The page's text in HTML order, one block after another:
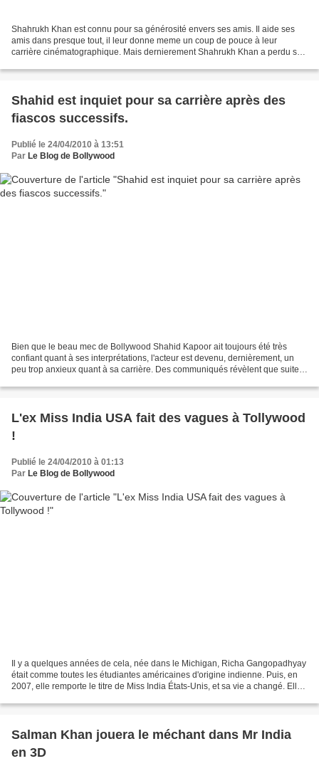
Shahrukh Khan est connu pour sa générosité envers ses amis. Il aide ses
amis dans presque tout, il leur donne meme un coup de pouce à leur
carrière cinématographique. Mais dernierement Shahrukh Khan a perdu son
Shahid est inquiet pour sa carrière après des
fiascos successifs.
Publié le 24/04/2010 à 13:51
Par Le Blog de Bollywood
Bien que le beau mec de Bollywood Shahid Kapoor ait toujours été très
confiant quant à ses interprétations, l'acteur est devenu, dernièrement, un
peu trop anxieux quant à sa carrière. Des communiqués révèlent que suite à
L'ex Miss India USA fait des vagues à Tollywood
!
Publié le 24/04/2010 à 01:13
Par Le Blog de Bollywood
Il y a quelques années de cela, née dans le Michigan, Richa Gangopadhyay
était comme toutes les étudiantes américaines d'origine indienne. Puis, en
2007, elle remporte le titre de Miss India États-Unis, et sa vie a changé. Elle
Salman Khan jouera le méchant dans Mr India
en 3D